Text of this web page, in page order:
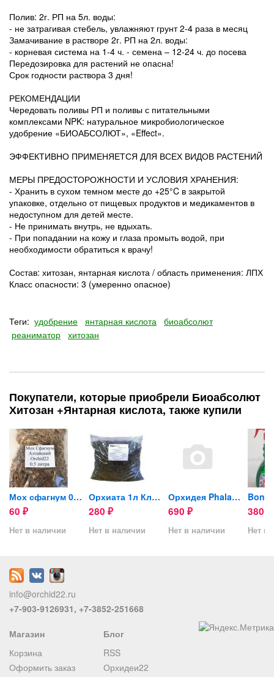
Полив: 2г. РП на 5л. воды:
- не затрагивая стебель, увлажняют грунт 2-4 раза в месяц
Замачивание в растворе 2г. РП на 2л. воды:
- корневая система на 1-4 ч. - семена – 12-24 ч. до посева
Передозировка для растений не опасна!
Срок годности раствора 3 дня!
РЕКОМЕНДАЦИИ
Чередовать поливы РП и поливы с питательными
комплексами NPK: натуральное микробиологическое
удобрение «БИОАБСОЛЮТ», «Effect».
ЭФФЕКТИВНО ПРИМЕНЯЕТСЯ ДЛЯ ВСЕХ ВИДОВ РАСТЕНИЙ
МЕРЫ ПРЕДОСТОРОЖНОСТИ И УСЛОВИЯ ХРАНЕНИЯ:
- Хранить в сухом темном месте до +25°C в закрытой
упаковке, отдельно от пищевых продуктов и медикаментов в
недоступном для детей месте.
- Не принимать внутрь, не вдыхать.
- При попадании на кожу и глаза промыть водой, при
необходимости обратиться к врачу!
Состав: хитозан, янтарная кислота / область применения: ЛПХ
Класс опасности: 3 (умеренно опасное)
Теги: удобрение янтарная кислота биоабсолют
реаниматор хитозан
Покупатели, которые приобрели Биоабсолют
Хитозан +Янтарная кислота, также купили
Мох сфагнум 0,5л
60 ₽
Нет в наличии
Орхиата 1л Классик (кора...
280 ₽
Нет в наличии
Орхидея Phalaenopsis...
690 ₽
Нет в наличии
380
Нет в
info@orchid22.ru
+7-903-9126931, +7-3852-251668
Магазин
Корзина
Оформить заказ
Блог
RSS
Орхидеи22